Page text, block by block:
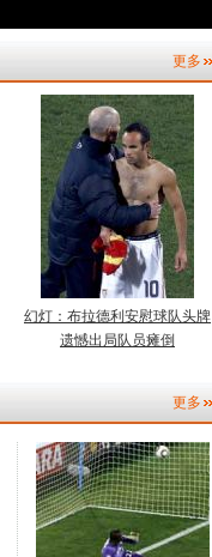
更多
幻灯：布拉德利安慰球队头牌
遗憾出局队员瘫倒
更多